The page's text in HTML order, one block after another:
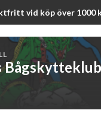
vid köp över 1000